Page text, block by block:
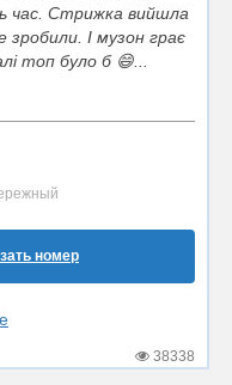
час. Стрижка вийшла
зробили. І музон грає
топ було б 😄...
номер
38338